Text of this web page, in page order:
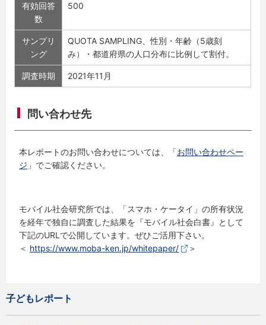
有効回答
数
500
サンプリ
ング
QUOTA SAMPLING、性別・年齢（5歳刻
み）・都道府県の人口分布に比例して割付。
調査時期 2021年11月
問い合わせ先
本レポートのお問い合わせについては、「お問い合わせペー
ジ 」でご確認ください。
モバイル社会研究所では、「スマホ・ケータイ」の所有状況
を経年で独自に調査した結果を『モバイル社会白書』として
下記のURLで公開しています。ぜひご活用下さい。
＜ https://www.moba-ken.jp/whitepaper/ ＞
子どもレポート